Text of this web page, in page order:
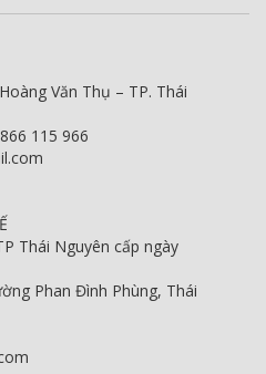
Văn Thụ – TP. Thái
115 966
Thái Nguyên cấp ngày
Phan Đình Phùng, Thái